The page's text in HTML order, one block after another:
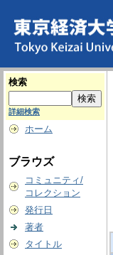
検索
詳細検索
ホーム
ブラウズ
コミュニティ/
コレクション
発行日
著者
タイトル